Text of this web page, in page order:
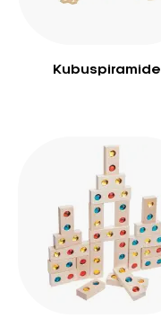
Kubuspiramide